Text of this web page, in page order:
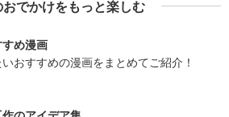
でかけをもっと楽しむ
め漫画
おすすめの漫画をまとめてご紹介！